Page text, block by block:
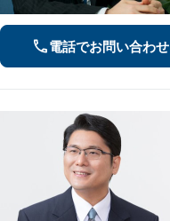
電話でお問い合わせ